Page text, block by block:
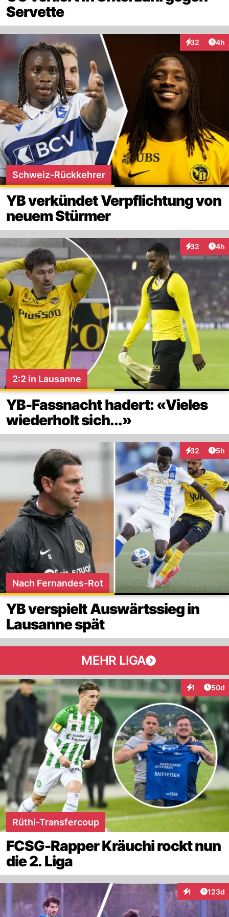
Servette
32
Interaktionen
4h
Schweiz-Rückkehrer
YB verkündet Verpflichtung von
neuem Stürmer
32
Interaktionen
4h
2:2 in Lausanne
YB-Fassnacht hadert: «Vieles
wiederholt sich...»
32
Interaktionen
5h
Nach Fernandes-Rot
YB verspielt Auswärtssieg in
Lausanne spät
MEHR LIGA
1
Interaktionen
50d
Rüthi-Transfercoup
FCSG-Rapper Kräuchi rockt nun
die 2. Liga
1
Interaktionen
123d